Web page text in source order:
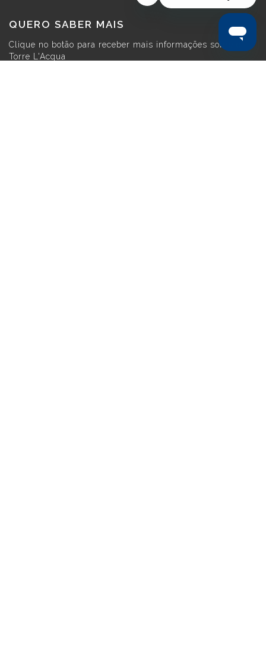
QUERO SABER MAIS
Clique no botão para receber mais informações sobre o
Torre L'Acqua